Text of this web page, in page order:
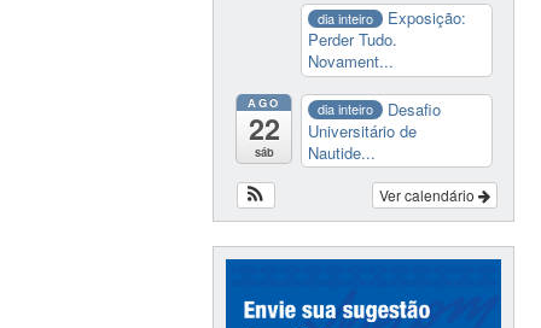
dia inteiro
Exposição:
Perder Tudo.
Novament...
AGO
22
sáb
dia inteiro
Desafio
Universitário de
Nautide...
Ver calendário